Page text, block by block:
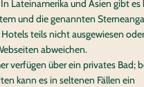
Lateinamerika und Asien gibt
und die genannten
teils nicht ausgewiesen
abweichen.
verfügen über ein privates Bad;
kann es in seltenen Fällen ein